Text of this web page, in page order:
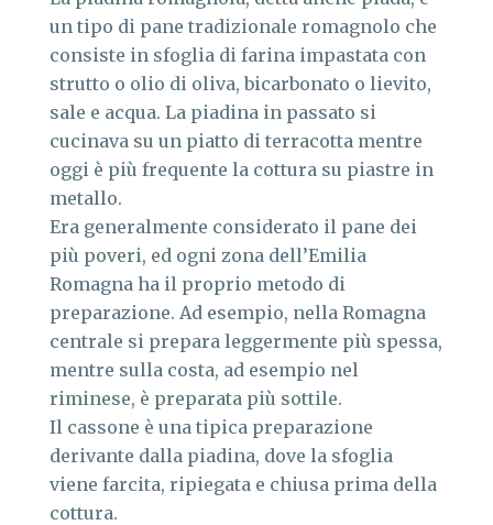
un tipo di pane tradizionale romagnolo che
consiste in sfoglia di farina impastata con
strutto o olio di oliva, bicarbonato o lievito,
sale e acqua. La piadina in passato si
cucinava su un piatto di terracotta mentre
oggi è più frequente la cottura su piastre in
metallo.
Era generalmente considerato il pane dei
più poveri, ed ogni zona dell’Emilia
Romagna ha il proprio metodo di
preparazione. Ad esempio, nella Romagna
centrale si prepara leggermente più spessa,
mentre sulla costa, ad esempio nel
riminese, è preparata più sottile.
Il cassone è una tipica preparazione
derivante dalla piadina, dove la sfoglia
viene farcita, ripiegata e chiusa prima della
cottura.